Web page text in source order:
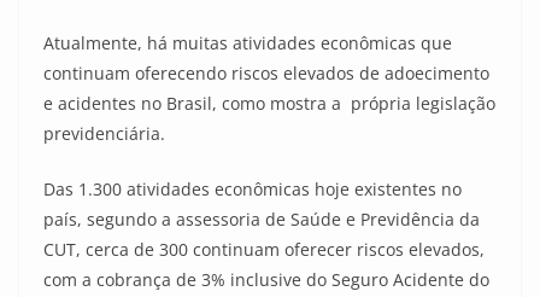
Atualmente, há muitas atividades econômicas que
continuam oferecendo riscos elevados de adoecimento
e acidentes no Brasil, como mostra a própria legislação
previdenciária.
Das 1.300 atividades econômicas hoje existentes no
país, segundo a assessoria de Saúde e Previdência da
CUT, cerca de 300 continuam oferecer riscos elevados,
com a cobrança de 3% inclusive do Seguro Acidente do